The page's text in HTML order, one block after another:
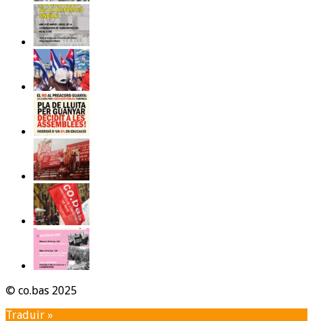
© co.bas 2025
Traduir »